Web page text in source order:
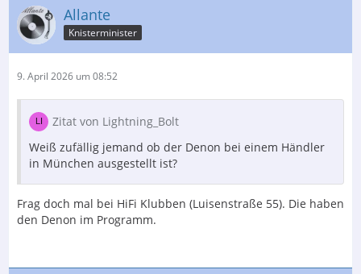
Allante
Knisterminister
9. April 2026 um 08:52
Zitat von Lightning_Bolt
Weiß zufällig jemand ob der Denon bei einem Händler
in München ausgestellt ist?
Frag doch mal bei HiFi Klubben (Luisenstraße 55). Die haben
den Denon im Programm.